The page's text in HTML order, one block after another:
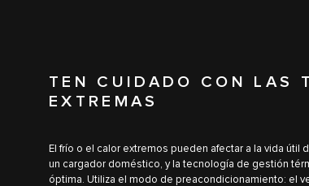
TEN CUIDADO CON LAS
EXTREMAS
El frío o el calor extremos pueden afectar a la vida útil
un cargador doméstico, y la tecnología de gestión
óptima. Utiliza el modo de preacondicionamiento: el